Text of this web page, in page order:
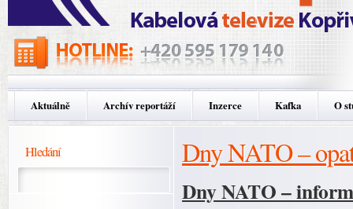
Aktuálně Archív reportáží Inzerce Kafka O
Hledání Dny NATO –
Dny NATO –